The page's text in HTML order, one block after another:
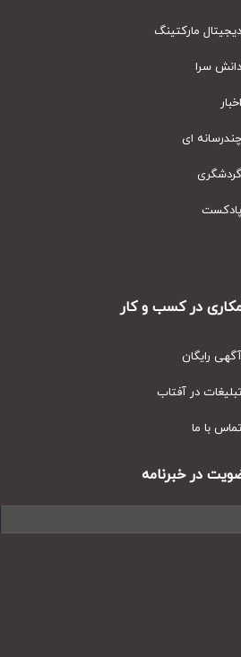
مارکتینگ
سرا
ای
در کسب و کار
رایگان
در آفتاب
با ما
در خبرنامه